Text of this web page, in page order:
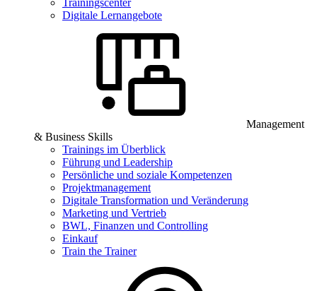
Trainingscenter
Digitale Lernangebote
Management
& Business Skills
Trainings im Überblick
Führung und Leadership
Persönliche und soziale Kompetenzen
Projektmanagement
Digitale Transformation und Veränderung
Marketing und Vertrieb
BWL, Finanzen und Controlling
Einkauf
Train the Trainer